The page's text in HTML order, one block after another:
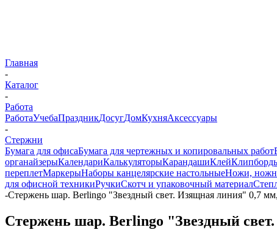
Главная
-
Каталог
-
Работа
РаботаУчебаПраздникДосугДомКухняАксессуары
-
Стержни
Бумага для офисаБумага для чертежных и копировальных работ
органайзерыКалендариКалькуляторыКарандашиКлей
переплетМаркерыНаборы канцелярские настольныеНожи,
для офисной техникиРучкиСкотч и упаковочный материал
-Стержень шар. Berlingo "Звездный свет. Изящная линия" 0,7
Стержень шар. Berlingo "Звездный